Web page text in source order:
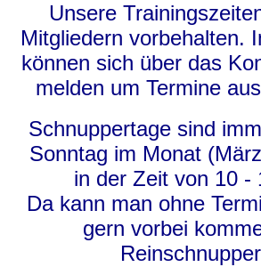
Unsere
Mitgliedern vorbehalten.
können sich über das
melden um Termine
Schnuppertage sind
Sonntag im Monat
in der Zeit von 10 -
Da kann man ohne
gern vorbei